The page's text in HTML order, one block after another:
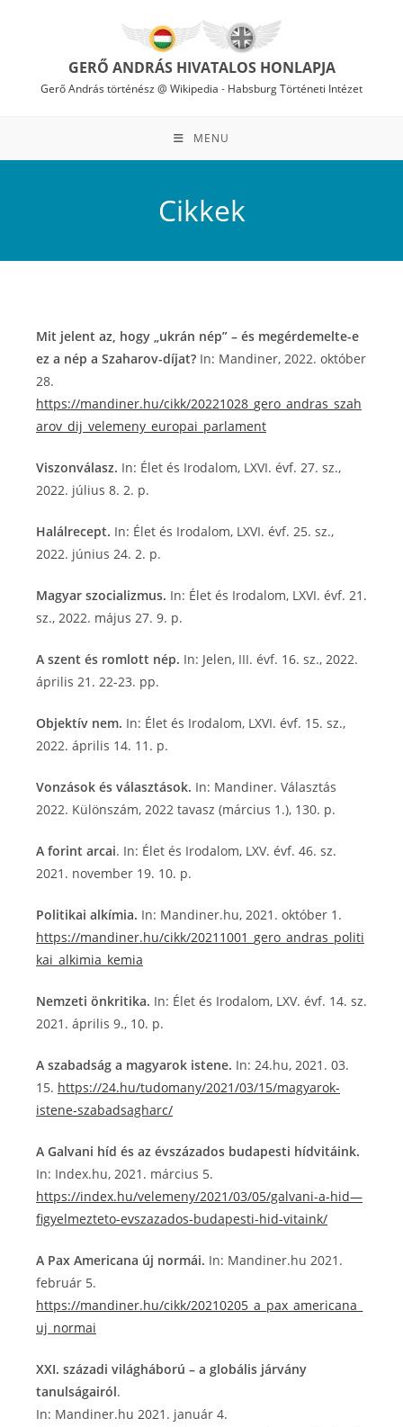
GERŐ ANDRÁS HIVATALOS HONLAPJA
Gerő András történész @ Wikipedia - Habsburg Történeti Intézet
MENU
Cikkek
Mit jelent az, hogy „ukrán nép” – és megérdemelte-e
ez a nép a Szaharov-díjat? In: Mandiner, 2022. október
28.
https://mandiner.hu/cikk/20221028_gero_andras_szah
arov_dij_velemeny_europai_parlament
Viszonválasz. In: Élet és Irodalom, LXVI. évf. 27. sz.,
2022. július 8. 2. p.
Halálrecept. In: Élet és Irodalom, LXVI. évf. 25. sz.,
2022. június 24. 2. p.
Magyar szocializmus. In: Élet és Irodalom, LXVI. évf. 21.
sz., 2022. május 27. 9. p.
A szent és romlott nép. In: Jelen, III. évf. 16. sz., 2022.
április 21. 22-23. pp.
Objektív nem. In: Élet és Irodalom, LXVI. évf. 15. sz.,
2022. április 14. 11. p.
Vonzások és választások. In: Mandiner. Választás
2022. Különszám, 2022 tavasz (március 1.), 130. p.
A forint arcai. In: Élet és Irodalom, LXV. évf. 46. sz.
2021. november 19. 10. p.
Politikai alkímia. In: Mandiner.hu, 2021. október 1.
https://mandiner.hu/cikk/20211001_gero_andras_politi
kai_alkimia_kemia
Nemzeti önkritika. In: Élet és Irodalom, LXV. évf. 14. sz.
2021. április 9., 10. p.
A szabadság a magyarok istene. In: 24.hu, 2021. 03.
15. https://24.hu/tudomany/2021/03/15/magyarok-
istene-szabadsagharc/
A Galvani híd és az évszázados budapesti hídvitáink.
In: Index.hu, 2021. március 5.
https://index.hu/velemeny/2021/03/05/galvani-a-hid—
figyelmezteto-evszazados-budapesti-hid-vitaink/
A Pax Americana új normái. In: Mandiner.hu 2021.
február 5.
https://mandiner.hu/cikk/20210205_a_pax_americana_
uj_normai
XXI. századi világháború – a globális járvány
tanulságairól.
In: Mandiner.hu 2021. január 4.